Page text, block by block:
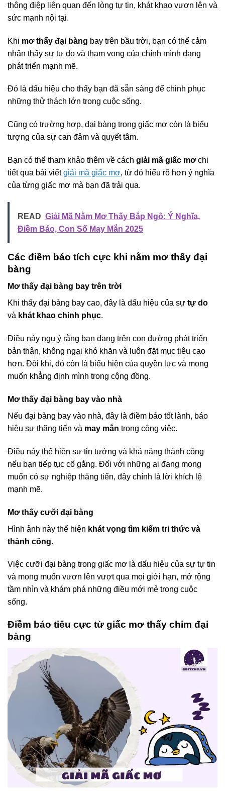
thông điệp liên quan đến lòng tự tin, khát khao vươn lên và
sức mạnh nội tại.
Khi mơ thấy đại bàng bay trên bầu trời, bạn có thể cảm
nhận thấy sự tự do và tham vọng của chính mình đang
phát triển mạnh mẽ.
Đó là dấu hiệu cho thấy bạn đã sẵn sàng để chinh phục
những thử thách lớn trong cuộc sống.
Cũng có trường hợp, đại bàng trong giấc mơ còn là biểu
tượng của sự can đảm và quyết tâm.
Bạn có thể tham khảo thêm về cách giải mã giấc mơchi
tiết qua bài viếtgiải mã giấc mơ, từ đó hiểu rõ hơn ý nghĩa
của từng giấc mơ mà bạn đã trải qua.
READ Giải Mã Nằm Mơ Thấy Bắp Ngô: Ý Nghĩa,
Điềm Báo, Con Số May Mắn 2025
Các điềm báo tích cực khi nằm mơ thấy đại
bàng
Mơ thấy đại bàng bay trên trời
Khi thấy đại bàng bay cao, đây là dấu hiệu của sự tự do
và khát khao chinh phục.
Điều này ngụ ý rằng bạn đang trên con đường phát triển
bản thân, không ngại khó khăn và luôn đặt mục tiêu cao
hơn. Đôi khi, đó còn là biểu hiện của quyền lực và mong
muốn khẳng định mình trong cộng đồng.
Mơ thấy đại bàng bay vào nhà
Nếu đại bàng bay vào nhà, đây là điềm báo tốt lành, báo
hiệu sự thăng tiến và may mắn trong công việc.
Điều này thể hiện sự tin tưởng và khả năng thành công
nếu bạn tiếp tục cố gắng. Đối với những ai đang mong
muốn có sự nghiệp thăng tiến, đây chính là lời khích lệ
mạnh mẽ.
Mơ thấy cưỡi đại bàng
Hình ảnh này thể hiện khát vọng tìm kiếm tri thức và
thành công.
Việc cưỡi đại bàng trong giấc mơ là dấu hiệu của sự tự tin
và mong muốn vươn lên vượt qua mọi giới hạn, mở rộng
tầm nhìn và khám phá những điều mới mẻ trong cuộc
sống.
Điềm báo tiêu cực từ giấc mơ thấy chim đại
bàng